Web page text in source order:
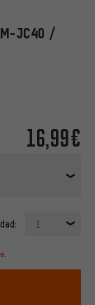
JC40 /
16,99€
1